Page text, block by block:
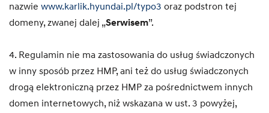
nazwie www.karlik.hyundai.pl/typo3 oraz podstron tej
domeny, zwanej dalej „Serwisem”.
4. Regulamin nie ma zastosowania do usług świadczonych
w inny sposób przez HMP, ani też do usług świadczonych
drogą elektroniczną przez HMP za pośrednictwem innych
domen internetowych, niż wskazana w ust. 3 powyżej,